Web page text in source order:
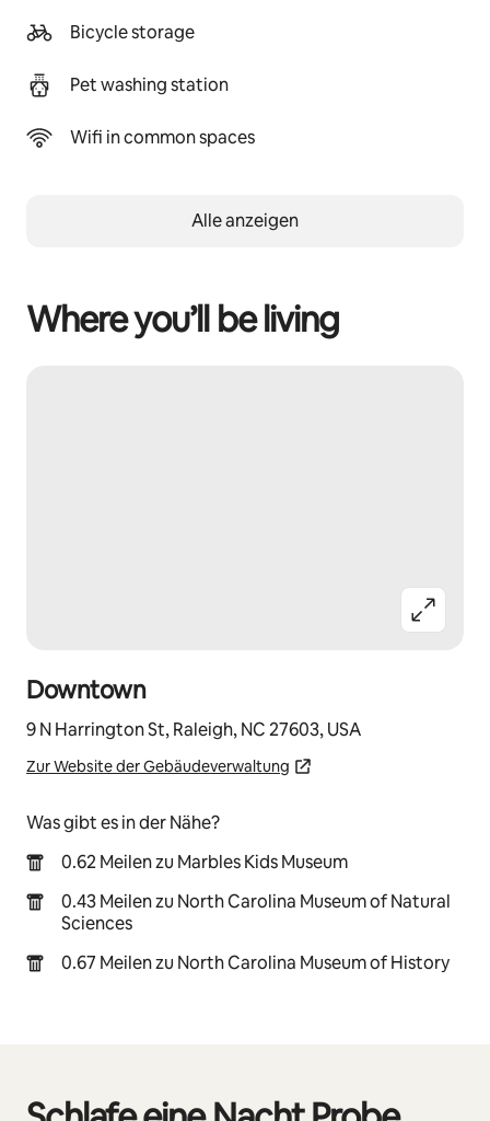
Bicycle storage
Pet washing station
Wifi in common spaces
Alle anzeigen
Where you’ll be living
Downtown
9 N Harrington St, Raleigh, NC 27603, USA
Zur Website der Gebäudeverwaltung
Was gibt es in der Nähe?
0.62 Meilen zu Marbles Kids Museum
0.43 Meilen zu North Carolina Museum of Natural
Sciences
0.67 Meilen zu North Carolina Museum of History
0 von 0 Artikeln